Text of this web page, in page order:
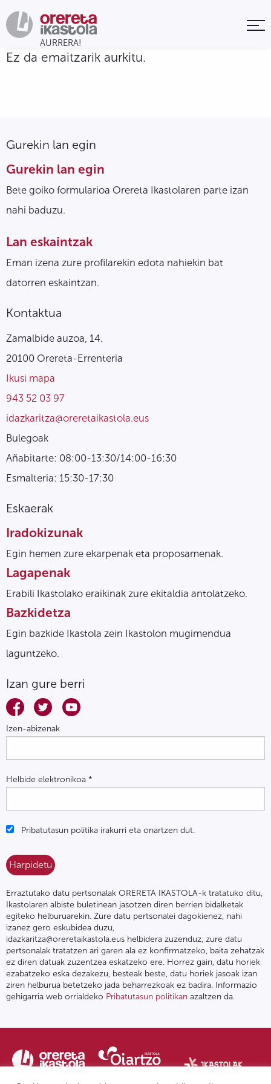
Ez da emaitzarik aurkitu.
Gurekin lan egin
Gurekin lan egin
Bete goiko formularioa Orereta Ikastolaren parte izan
nahi baduzu.
Lan eskaintzak
Eman izena zure profilarekin edota nahiekin bat
datorren eskaintzan.
Kontaktua
Zamalbide auzoa, 14.
20100 Orereta-Errenteria
Ikusi mapa
943 52 03 97
idazkaritza@oreretaikastola.eus
Bulegoak
Añabitarte: 08:00-13:30/14:00-16:30
Esmalteria: 15:30-17:30
Eskaerak
Iradokizunak
Egin hemen zure ekarpenak eta proposamenak.
Lagapenak
Erabili Ikastolako eraikinak zure ekitaldia antolatzeko.
Bazkidetza
Egin bazkide Ikastola zein Ikastolon mugimendua
laguntzeko.
Izan gure berri
Izen-abizenak
Helbide elektronikoa *
Pribatutasun politika irakurri eta onartzen dut.
Erraztutako datu pertsonalak ORERETA IKASTOLA-k tratatuko ditu,
Ikastolaren albiste buletinean jasotzen diren berrien bidalketak
egiteko helburuarekin. Zure datu pertsonalei dagokienez, nahi
izanez gero eskubidea duzu,
idazkaritza@oreretaikastola.eus helbidera zuzenduz, zure datu
pertsonalak tratatzen ari garen ala ez konfirmatzeko, baita zehatzak
ez diren datuak zuzentzea eskatzeko ere. Horrez gain, datu horiek
ezabatzeko eska dezakezu, besteak beste, datu horiek jasoak izan
ziren helburua betetzeko jada beharrezkoak ez badira. Informazio
gehigarria web orrialdeko Pribatutasun politikan azaltzen da.